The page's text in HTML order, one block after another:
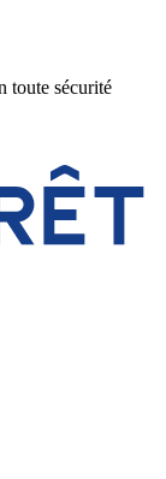
toute sécurité